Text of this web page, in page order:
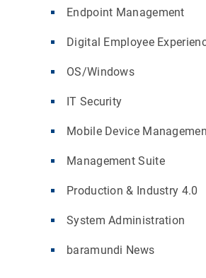
Endpoint Management
Digital Employee
OS/Windows
IT Security
Mobile Device
Management Suite
Production & Industry 4.0
System Administration
baramundi News